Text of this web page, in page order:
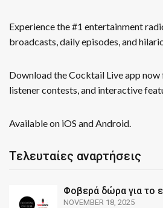
Experience the #1 entertainment
broadcasts, daily episodes, and
Download the Cocktail Live app
listener contests, and interactive
Available on iOS and Android.
Τελευταίες αναρτήσεις
Φοβερά δώρα για το
NOVEMBER 18, 2025